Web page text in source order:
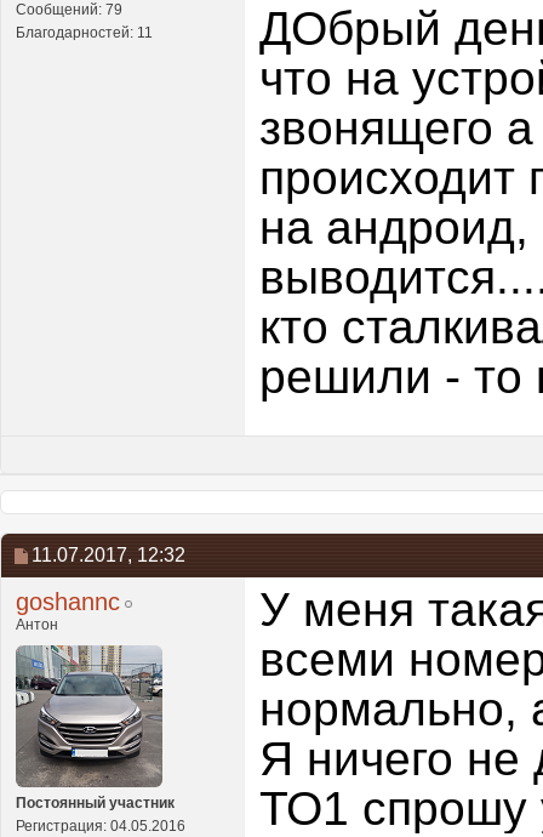
Сообщений: 79
Благодарностей: 11
ДОбрый
что на
звонящего
происходит
на
кто
решили - то
11.07.2017, 12:32
goshannc
Антон
Постоянный участник
Регистрация: 04.05.2016
У меня
всеми
нормально,
Я ничего не
ТО1 спрошу